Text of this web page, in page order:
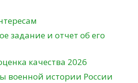
задание и отчет об его
качества 2026
военной истории России